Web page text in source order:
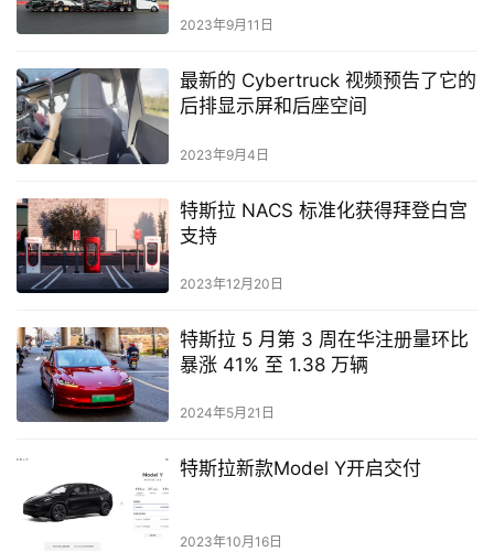
2023年9月11日
最新的 Cybertruck 视频预告了它的
后排显示屏和后座空间
2023年9月4日
特斯拉 NACS 标准化获得拜登白宫
支持
2023年12月20日
特斯拉 5 月第 3 周在华注册量环比
暴涨 41% 至 1.38 万辆
2024年5月21日
特斯拉新款Model Y开启交付
2023年10月16日